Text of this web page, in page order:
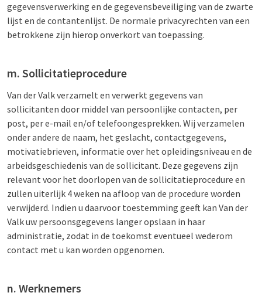
gegevensverwerking en de gegevensbeveiliging van de zwarte
lijst en de contantenlijst. De normale privacyrechten van een
betrokkene zijn hierop onverkort van toepassing.
m. Sollicitatieprocedure
Van der Valk verzamelt en verwerkt gegevens van
sollicitanten door middel van persoonlijke contacten, per
post, per e-mail en/of telefoongesprekken. Wij verzamelen
onder andere de naam, het geslacht, contactgegevens,
motivatiebrieven, informatie over het opleidingsniveau en de
arbeidsgeschiedenis van de sollicitant. Deze gegevens zijn
relevant voor het doorlopen van de sollicitatieprocedure en
zullen uiterlijk 4 weken na afloop van de procedure worden
verwijderd. Indien u daarvoor toestemming geeft kan Van der
Valk uw persoonsgegevens langer opslaan in haar
administratie, zodat in de toekomst eventueel wederom
contact met u kan worden opgenomen.
n. Werknemers